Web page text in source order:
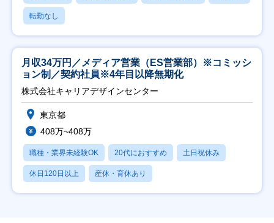
転勤なし
月収34万円／メディア営業（ES営業部）※コミッシ
ョン制／契約社員※4年目以降無期化
株式会社キャリアデザインセンター
東京都
408万~408万
職種・業界未経験OK 20代におすすめ 土日祝休み
休日120日以上 産休・育休あり